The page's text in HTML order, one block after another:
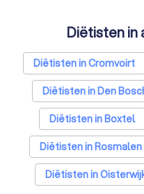
Personal
Diëtisten in
Diëtisten in Cromvoirt
Diëtisten in Den
Diëtisten in Boxtel
Diëtisten in Rosmalen
Diëtisten in